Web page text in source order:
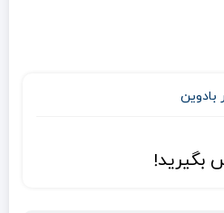
بادوین
بگیرید!